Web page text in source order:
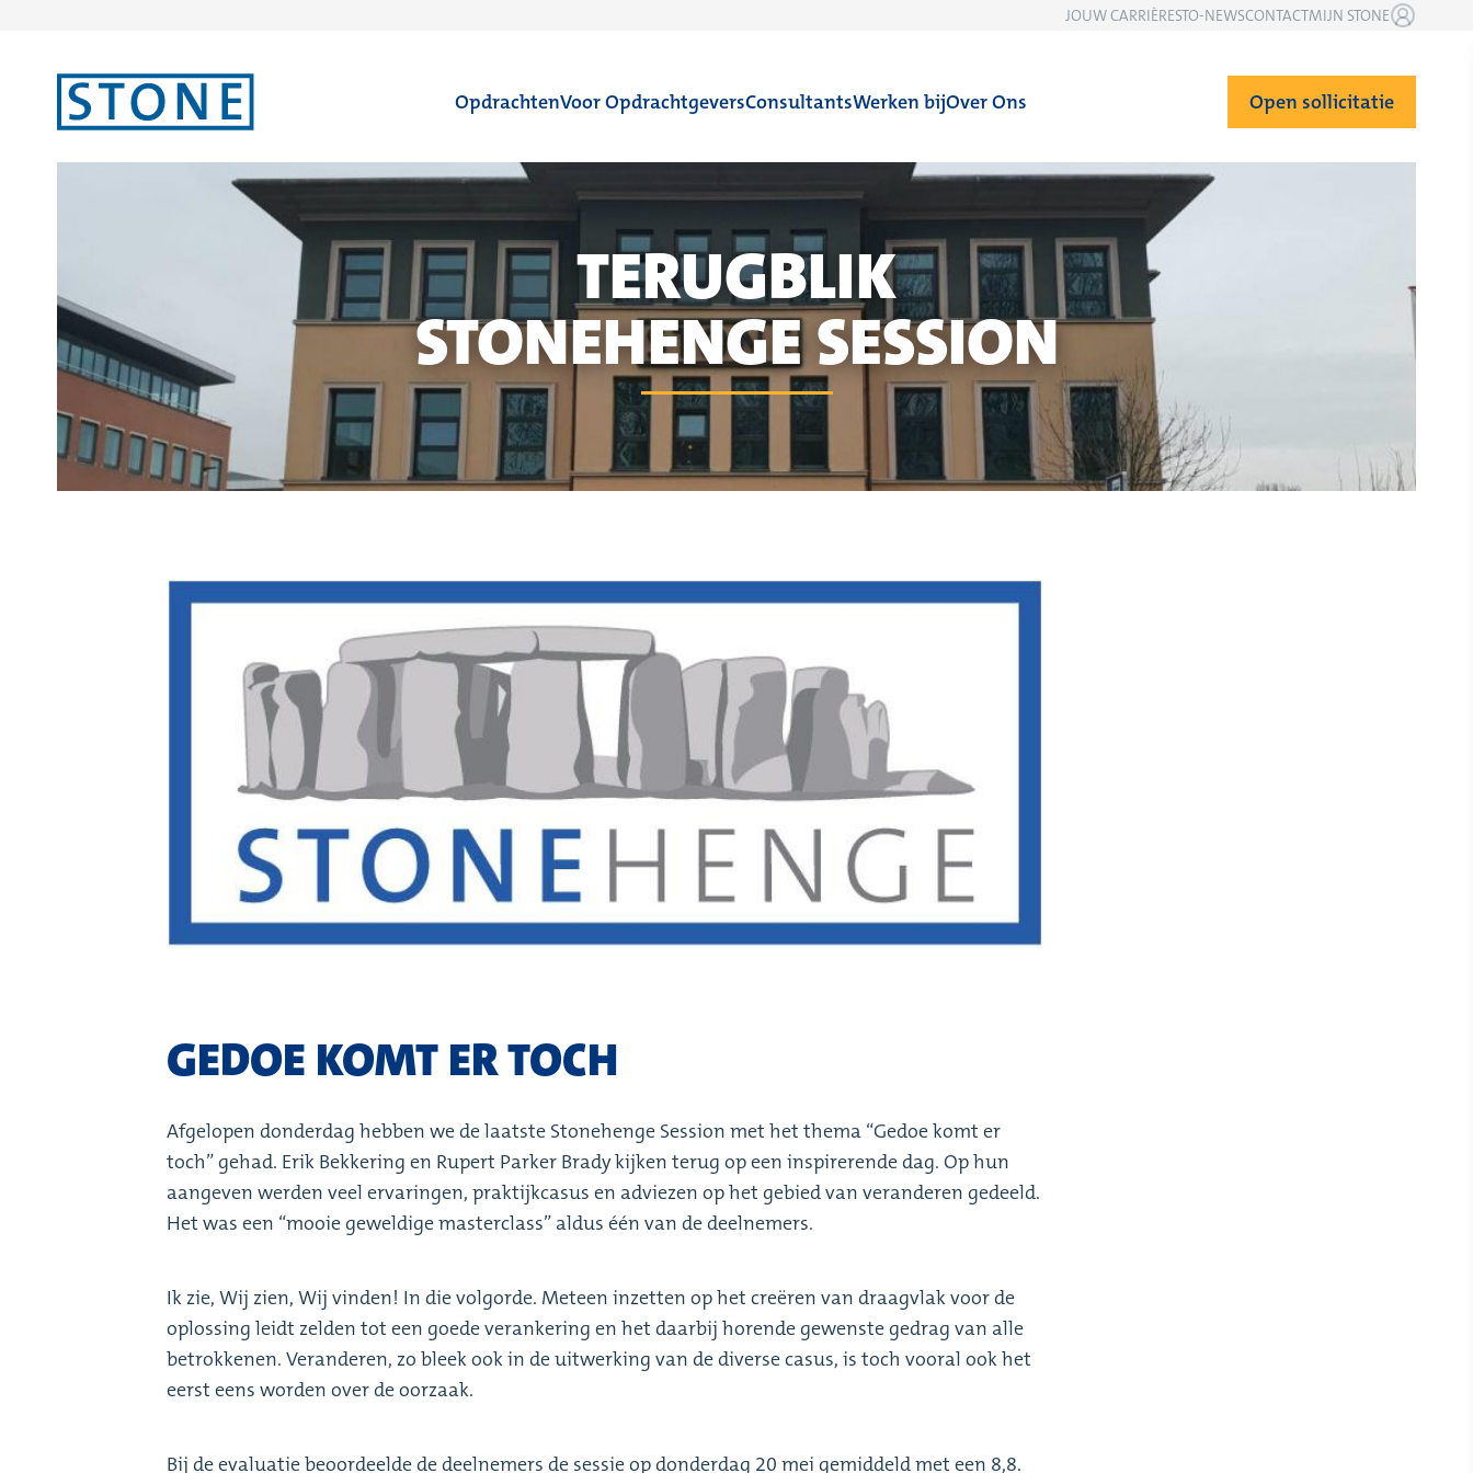
JOUW CARRIÈRESTO-NEWSCONTACTMIJN STONE
Ga
naar
OpdrachtenVoor OpdrachtgeversConsultantsWerken bijOver Ons Open sollicitatie
TERUGBLIK
STONEHENGE SESSION
GEDOE KOMT ER TOCH
Afgelopen donderdag hebben we de laatste Stonehenge Session met het thema “Gedoe komt er
toch” gehad. Erik Bekkering en Rupert Parker Brady kijken terug op een inspirerende dag. Op hun
aangeven werden veel ervaringen, praktijkcasus en adviezen op het gebied van veranderen gedeeld.
Het was een “mooie geweldige masterclass” aldus één van de deelnemers.
Ik zie, Wij zien, Wij vinden! In die volgorde. Meteen inzetten op het creëren van draagvlak voor de
oplossing leidt zelden tot een goede verankering en het daarbij horende gewenste gedrag van alle
betrokkenen. Veranderen, zo bleek ook in de uitwerking van de diverse casus, is toch vooral ook het
eerst eens worden over de oorzaak.
Bij de evaluatie beoordeelde de deelnemers de sessie op donderdag 20 mei gemiddeld met een 8,8.